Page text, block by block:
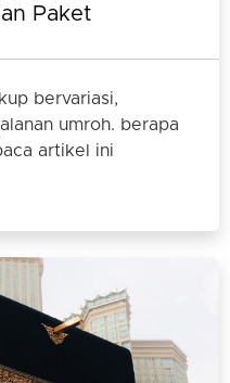
Paket
bervariasi,
umroh. berapa
artikel ini